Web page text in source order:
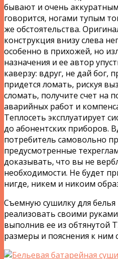
бывают и очень
говорится, ногами тупым
же обстоятельства.
конструкция внизу слева
особенно в прихожей, но
назначения и ее автор
каверзу: вдруг, не дай бог,
придется ломать, рискуя
сломать, получите счет на
аварийных работ и
Теплосеть эксплуатирует
до абонентских приборов.
потребитель самовольно
предусмотренные
доказывать, что вы не
необходимости. Не будет
нигде, никем и никоим
Съемную сушилку для
реализовать своими
выполнив ее из обтянутой
размеры и пояснения к ним